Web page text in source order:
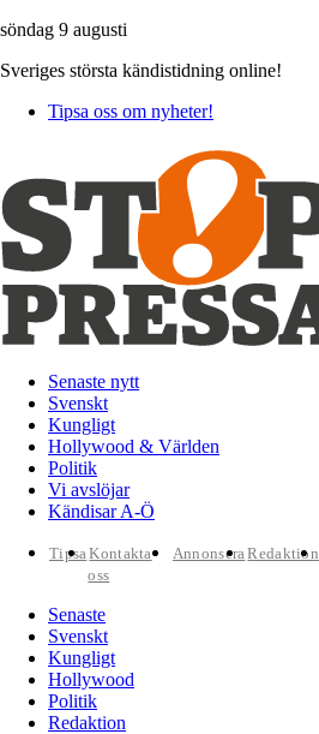
söndag 9 augusti
Sveriges största kändistidning online!
Tipsa oss om nyheter!
Senaste nytt
Svenskt
Kungligt
Hollywood & Världen
Politik
Vi avslöjar
Kändisar A-Ö
TipsaKontakta
oss
AnnonseraRedaktion
Senaste
Svenskt
Kungligt
Hollywood
Politik
Redaktion